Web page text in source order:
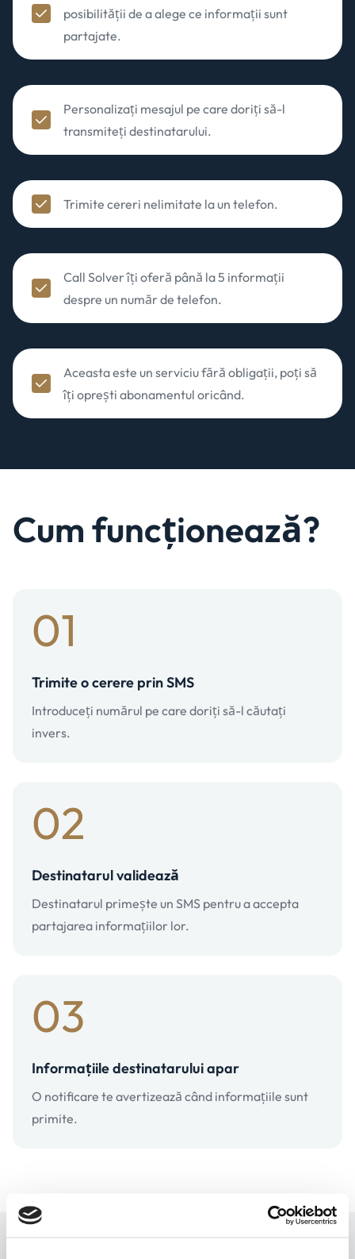
posibilității de a alege ce informații sunt
partajate.
Personalizați mesajul pe care doriți să-l
transmiteți destinatarului.
Trimite cereri nelimitate la un telefon.
Call Solver îți oferă până la 5 informații
despre un număr de telefon.
Aceasta este un serviciu fără obligații, poți să
îți oprești abonamentul oricând.
Cum funcționează?
01
Trimite o cerere prin SMS
Introduceți numărul pe care doriți să-l căutați
invers.
02
Destinatarul validează
Destinatarul primește un SMS pentru a accepta
partajarea informațiilor lor.
03
Informațiile destinatarului apar
O notificare te avertizează când informațiile sunt
primite.